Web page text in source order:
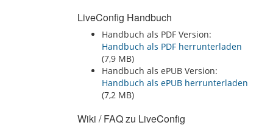
LiveConfig Handbuch
Handbuch als PDF Version:
Handbuch als PDF herrunterladen
(7,9 MB)
Handbuch als ePUB Version:
Handbuch als ePUB herrunterladen
(7,2 MB)
Wiki / FAQ zu LiveConfig